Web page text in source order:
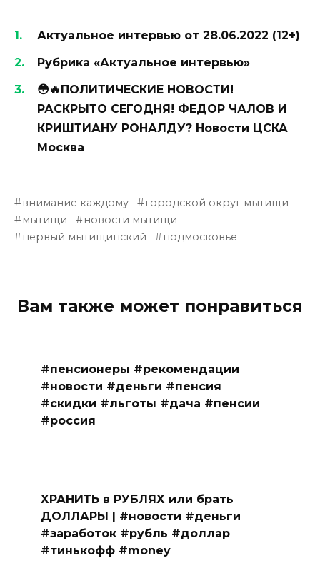
Актуальное интервью от 28.06.2022 (12+)
Рубрика «Актуальное интервью»
😳🔥ПОЛИТИЧЕСКИЕ НОВОСТИ!
РАСКРЫТО СЕГОДНЯ! ФЕДОР ЧАЛОВ И
КРИШТИАНУ РОНАЛДУ? Новости ЦСКА
Москва
внимание каждому
городской округ мытищи
мытищи
новости мытищи
первый мытищинский
подмосковье
Вам также может понравиться
#пенсионеры #рекомендации
#новости #деньги #пенсия
#скидки #льготы #дача #пенсии
#россия
ХРАНИТЬ в РУБЛЯХ или брать
ДОЛЛАРЫ | #новости #деньги
#заработок #рубль #доллар
#тинькофф #money